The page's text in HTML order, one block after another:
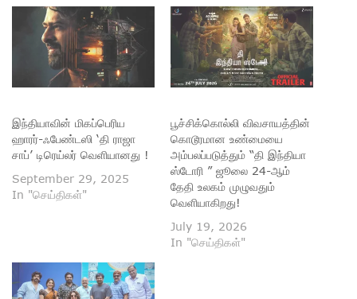
இந்தியாவின் மிகப்பெரிய
ஹாரர்-ஃபேண்டஸி ‘தி ராஜா
சாப்’ டிரெய்லர் வெளியானது !
September 29, 2025
In "செய்திகள்"
பூச்சிக்கொல்லி விவசாயத்தின்
கொடூரமான உண்மையை
அம்பலப்படுத்தும் “தி இந்தியா
ஸ்டோரி ” ஜூலை 24-ஆம்
தேதி உலகம் முழுவதும்
வெளியாகிறது!
July 19, 2026
In "செய்திகள்"